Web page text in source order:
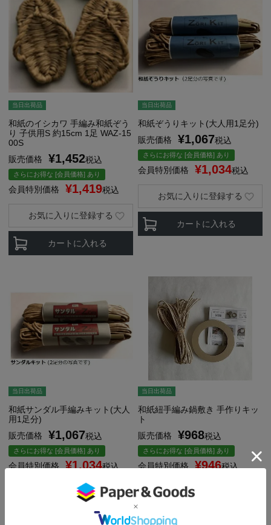
当日出荷品
和紙のイシカワ 手編み和紙ぞう
り 子供用S 約15cm 1足 WAZ-15
00S
販売価格
¥1,452税込
さらにお得な [会員価格] あり
会員特別価格 ¥1,419税込
カートに入れる
お気に入りに登録する
当日出荷品
和紙ぞうりキット(大人用1足分)
販売価格
¥1,067税込
さらにお得な [会員価格] あり
会員特別価格 ¥1,034税込
カートに入れる
お気に入りに登録する
当日出荷品
和紙サンダル手編みキット(大人
用1足分)
販売価格
¥1,067税込
さらにお得な [会員価格] あり
会員特別価格 ¥1,034税込
カートに入れる
お気に入りに登録する
当日出荷品
和紙紐手編み鍋敷き 手作りキッ
ト
販売価格
¥968税込
さらにお得な [会員価格] あり
会員特別価格 ¥946税込
カートに入れる
お気に入りに登録する